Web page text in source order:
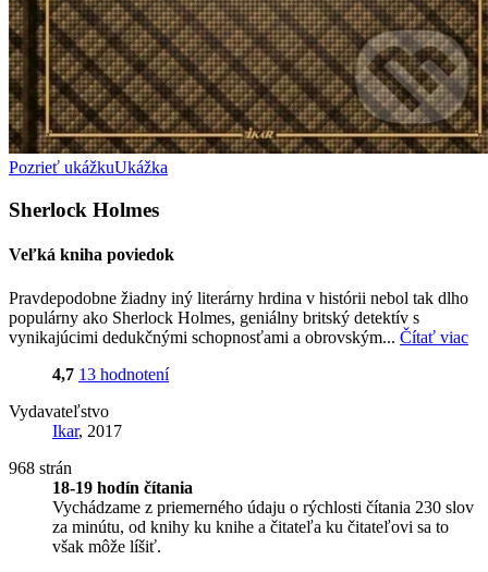
Pozrieť ukážkuUkážka
Sherlock Holmes
Veľká kniha poviedok
Pravdepodobne žiadny iný literárny hrdina v histórii nebol tak dlho
populárny ako Sherlock Holmes, geniálny britský detektív s
vynikajúcimi dedukčnými schopnosťami a obrovským... Čítať viac
4,7 13 hodnotení
Vydavateľstvo
Ikar, 2017
968 strán
18-19 hodín čítania
Vychádzame z priemerného údaju o rýchlosti čítania 230 slov
za minútu, od knihy ku knihe a čitateľa ku čitateľovi sa to
však môže líšiť.